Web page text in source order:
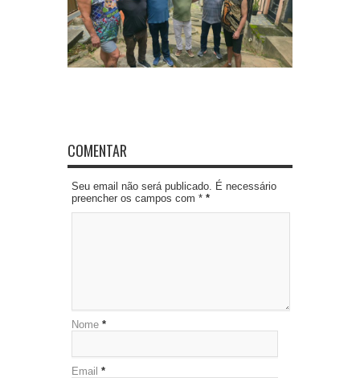
COMENTAR
Seu email não será publicado. É necessário
preencher os campos com * *
Nome *
Email *